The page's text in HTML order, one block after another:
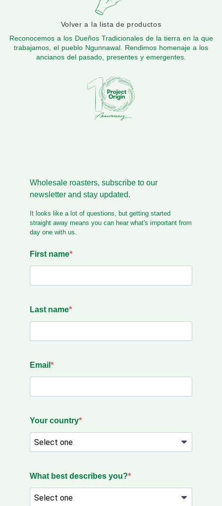
Volver a la lista de productos
Reconocemos a los Dueños Tradicionales de la tierra en la que
trabajamos, el pueblo Ngunnawal. Rendimos homenaje a los
ancianos del pasado, presentes y emergentes.